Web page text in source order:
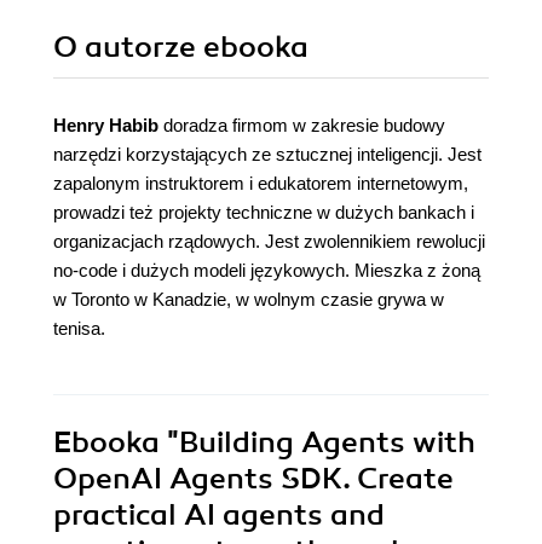
O autorze ebooka
Henry Habib doradza firmom w zakresie budowy
narzędzi korzystających ze sztucznej inteligencji. Jest
zapalonym instruktorem i edukatorem internetowym,
prowadzi też projekty techniczne w dużych bankach i
organizacjach rządowych. Jest zwolennikiem rewolucji
no-code i dużych modeli językowych. Mieszka z żoną
w Toronto w Kanadzie, w wolnym czasie grywa w
tenisa.
Ebooka "Building Agents with
OpenAI Agents SDK. Create
practical AI agents and